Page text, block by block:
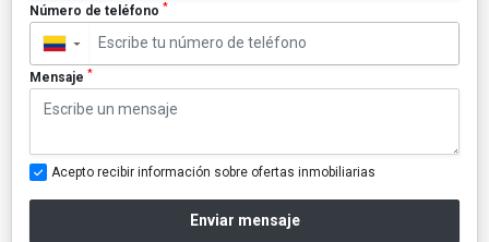
Número de teléfono *
▼
Mensaje *
Acepto recibir información sobre ofertas inmobiliarias
Enviar mensaje